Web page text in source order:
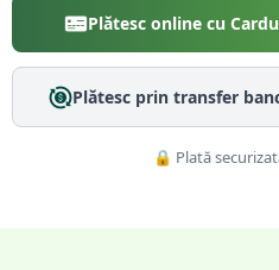
Plătesc online cu
Plătesc prin transfer
🔒 Plată